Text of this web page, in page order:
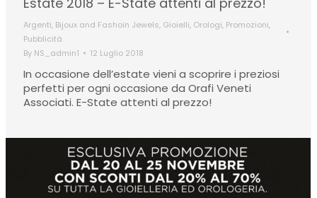
Argenti, Bijoux and Fashoin Jewels, Gioielli, Orologi, Promozioni,
Pubblicità
By NS_admin1 12 Luglio 2018
In occasione dell’estate vieni a scoprire i preziosi
perfetti per ogni occasione da Orafi Veneti
Associati. E-State attenti al prezzo!